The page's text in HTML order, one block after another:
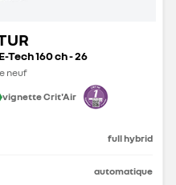
160 ch - 26
neuf
vignette Crit'Air
full hybrid
automatique